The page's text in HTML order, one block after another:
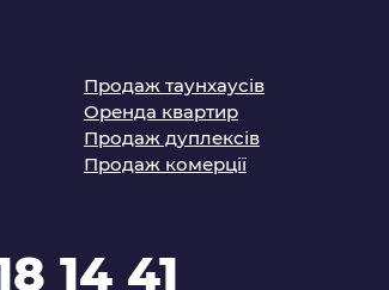
Продаж таунхаусів
Оренда квартир
Продаж дуплексів
Продаж комерції
14 41